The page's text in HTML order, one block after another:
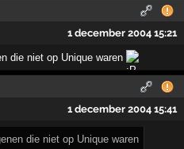
1 december 2004 15:21
die niet op Unique waren
1 december 2004 15:41
die niet op Unique waren